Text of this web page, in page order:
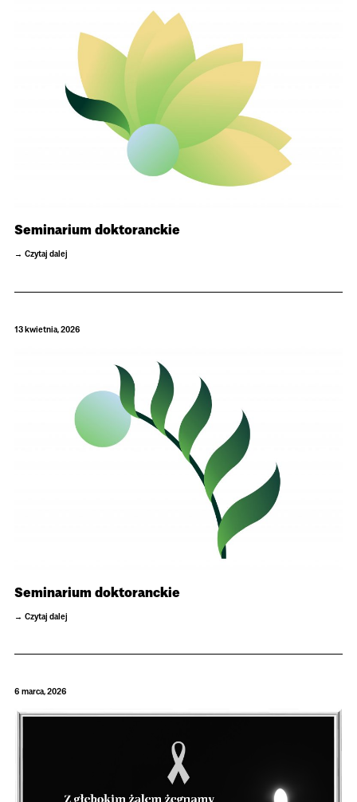
Seminarium doktoranckie
Czytaj dalej
13 kwietnia, 2026
Seminarium doktoranckie
Czytaj dalej
6 marca, 2026